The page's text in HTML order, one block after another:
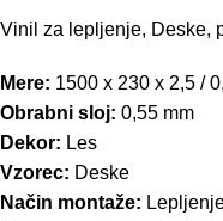
Vinil za lepljenje, Deske,
Mere: 1500 x 230 x 2,5 /
Obrabni sloj: 0,55 mm
Dekor: Les
Vzorec: Deske
Način montaže: